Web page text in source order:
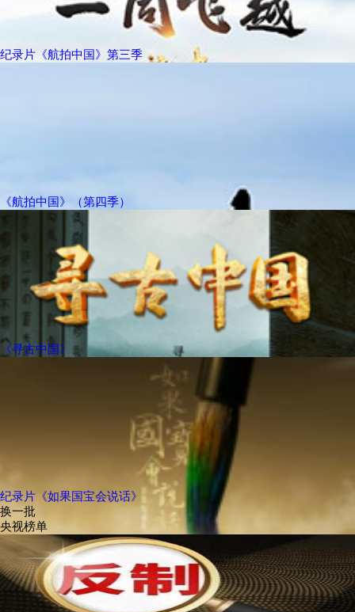
纪录片《航拍中国》第三季
《航拍中国》（第四季）
《寻古中国》
纪录片《如果国宝会说话》
换一批
央视榜单